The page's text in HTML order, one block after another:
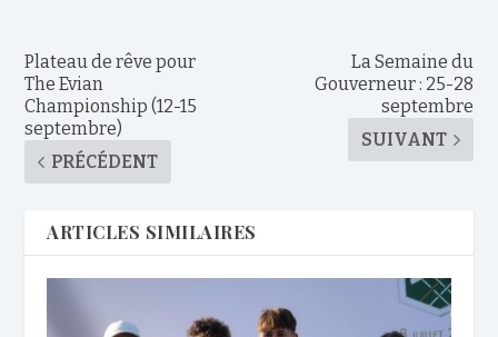
Plateau de rêve pour
The Evian
Championship (12-15
septembre)
PRÉCÉDENT
La Semaine du
Gouverneur : 25-28
septembre
SUIVANT
ARTICLES SIMILAIRES